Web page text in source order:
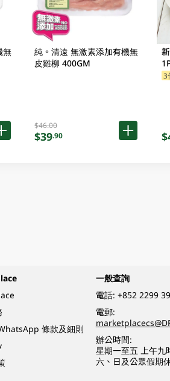
無
純。清遠 無激素添加有機無
皮雞柳 400GM
$46.00
$39.90
3
條款及細則
一般查詢
電話: +852 2299
電郵:
辦公時間:
星期一至五 上午九
六、日及公眾假期